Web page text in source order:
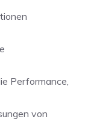
Performance,
von